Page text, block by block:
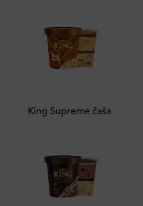
King Supreme čaša